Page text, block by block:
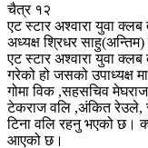
चैत्र १२
एट स्टार अश्वारा युवा
अध्यक्ष श्रिधर
एट स्टार अश्वारा युवा
गरेको हो जसको उपाध्यक्ष
गोमा विक ,सहसचिव
टेकराज वलि ,अंकित रेउले,
टिना वलि रहनु भएको छ।
आएको छ।